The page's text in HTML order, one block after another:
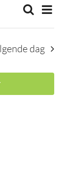
en
Zoeken
Dag
dag